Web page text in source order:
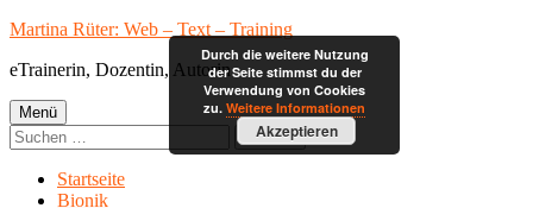
Springe
Inhalt
Martina Rüter: Web – Text – Training
eTrainerin, Dozentin, Autorin
Primäres
Menü
Menü
Suchen
nach:
Startseite
Bionik
Durch die weitere Nutzung
der Seite stimmst du der
Verwendung von Cookies
zu. Weitere Informationen
Akzeptieren